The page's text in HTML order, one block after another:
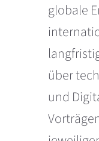
globale
über
und